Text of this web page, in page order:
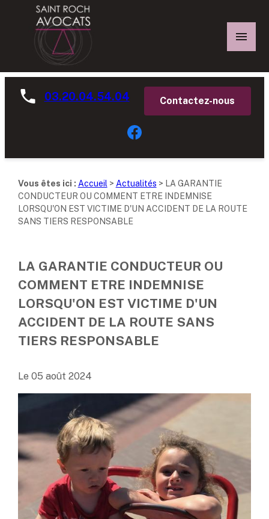
03.20.04.54.04 Contactez-nous
Vous êtes ici : Accueil > Actualités > LA GARANTIE
CONDUCTEUR OU COMMENT ETRE INDEMNISE
LORSQU'ON EST VICTIME D'UN ACCIDENT DE LA ROUTE
SANS TIERS RESPONSABLE
LA GARANTIE CONDUCTEUR OU
COMMENT ETRE INDEMNISE
LORSQU'ON EST VICTIME D'UN
ACCIDENT DE LA ROUTE SANS
TIERS RESPONSABLE
Le 05 août 2024
Panneau de gestion des cookies